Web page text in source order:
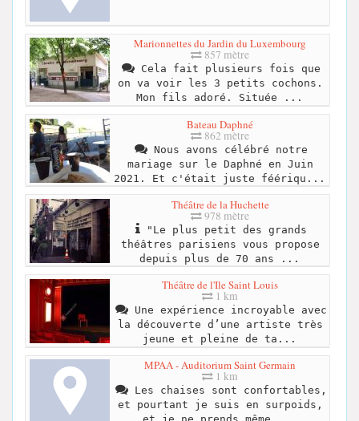
Marionnettes du Jardin du Luxembourg
857 mètre
Cela fait plusieurs fois que
on va voir les 3 petits cochons.
Mon fils adoré. Située ...
Bateau Daphné
862 mètre
Nous avons célébré notre
mariage sur le Daphné en Juin
2021. Et c'était juste féériqu...
Théâtre de la Huchette
978 mètre
"Le plus petit des grands
théâtres parisiens vous propose
depuis plus de 70 ans ...
Théâtre de l'Ile Saint Louis
1 km
Une expérience incroyable avec
la découverte d’une artiste très
jeune et pleine de ta...
MPAA - Auditorium Saint Germain
1 km
Les chaises sont confortables,
et pourtant je suis en surpoids,